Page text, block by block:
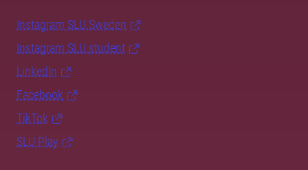
Instagram SLU.Sweden
Instagram SLU.student
LinkedIn
Facebook
TikTok
SLU Play